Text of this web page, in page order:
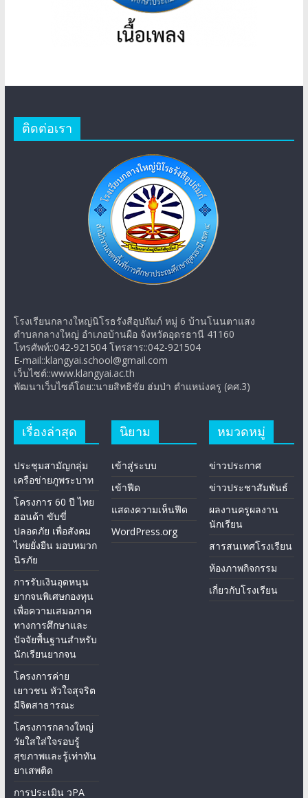
ติดต่อเรา
โรงเรียนกลางใหญ่นิโรธรังสีอุปถัมภ์ หมู่ 6 บ้านโนนตาแสง
ตำบลกลางใหญ่ อำเภอบ้านผือ จังหวัดอุดรธานี 41160
โทรศัพท์::042-921504 โทรสาร::042-921504
E-mail::klangyai.school@gmail.com
เว็บไซต์::www.klangyai.ac.th
พัฒนาเว็บไซต์โดย::นายสิทธิชัย ฮ่มป่า ตำแหน่งครู (คศ.3)
เรื่องล่าสุด
ประชุมสามัญกลุ่ม
เครือข่ายภูพระบาท
โครงการ 60 ปี ไทย
ฮอนด้า ขับขี่
ปลอดภัย เพื่อสังคม
ไทยยั่งยืน มอบหมวก
นิรภัย
การรับเงินอุดหนุน
ยากจนพิเศษกองทุน
เพื่อความเสมอภาค
ทางการศึกษาและ
ปัจจัยพื้นฐานสำหรับ
นักเรียนยากจน
โครงการค่าย
เยาวชน หัวใจสุจริต
มีจิตสาธารณะ
โครงการกลางใหญ่
วัยใสใส่ใจรอบรู้
สุขภาพและรู้เท่าทัน
ยาเสพติด
การประเมิน วPA
นิยาม
เข้าสู่ระบบ
เข้าฟีด
แสดงความเห็นฟีด
WordPress.org
หมวดหมู่
ข่าวประกาศ
ข่าวประชาสัมพันธ์
ผลงานครูผลงาน
นักเรียน
สารสนเทศโรงเรียน
ห้องภาพกิจกรรม
เกี่ยวกับโรงเรียน